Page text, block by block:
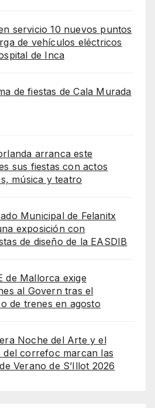
servicio 10 nuevos puntos
de vehículos eléctricos
de Inca
de fiestas de Cala Murada
arranca este
sus fiestas con actos
música y teatro
Municipal de Felanitx
exposición con
de diseño de la EASDIB
de Mallorca exige
al Govern tras el
de trenes en agosto
Noche del Arte y el
del correfoc marcan las
Verano de S’Illot 2026